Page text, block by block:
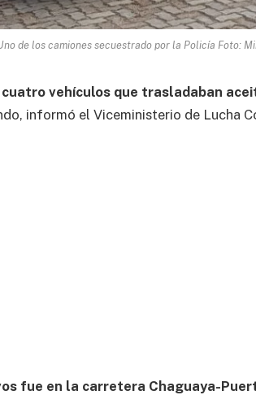
de los camiones secuestrado por la Policía Foto:
vehículos que trasladaban
informó el Viceministerio de Lucha
fue en la carretera Chaguaya-